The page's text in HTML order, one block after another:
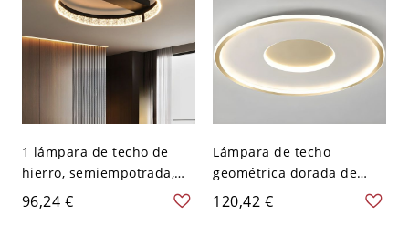
1 lámpara de techo de
hierro, semiempotrada,
cableada, para dormitorio
principal - Negro 110 A
96,24 €
Lámpara de techo
geométrica dorada de
montaje al ras con
pantalla de gel de sílice
120,42 €